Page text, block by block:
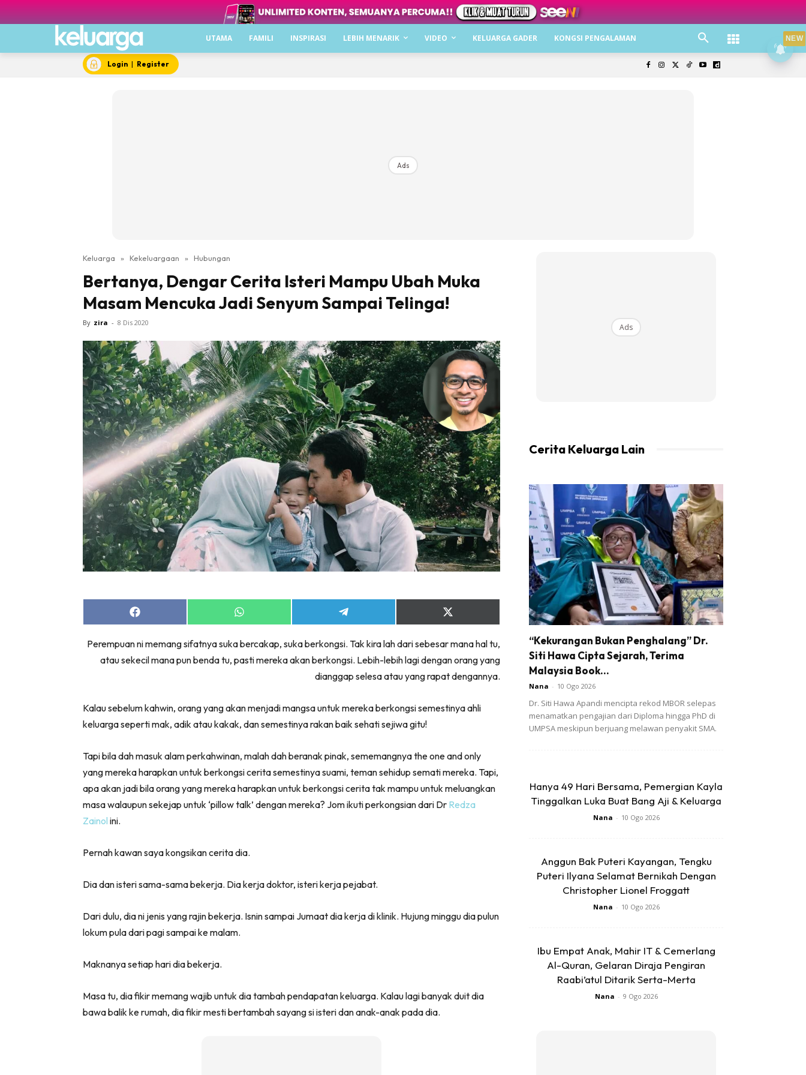
UTAMA FAMILI INSPIRASI LEBIH MENARIK VIDEO KELUARGA GADER KONGSI PENGALAMAN
Login | Register
Ads
Keluarga » Kekeluargaan » Hubungan
Bertanya, Dengar Cerita Isteri Mampu Ubah Muka
Masam Mencuka Jadi Senyum Sampai Telinga!
By zira - 8 Dis 2020
Share
on
Share
on
Share
on
Share
on
(Twitter)
Perempuan ni memang sifatnya suka bercakap, suka berkongsi. Tak kira lah dari sebesar mana hal tu,
atau sekecil mana pun benda tu, pasti mereka akan berkongsi. Lebih-lebih lagi dengan orang yang
dianggap selesa atau yang rapat dengannya.
Kalau sebelum kahwin, orang yang akan menjadi mangsa untuk mereka berkongsi semestinya ahli
keluarga seperti mak, adik atau kakak, dan semestinya rakan baik sehati sejiwa gitu!
Tapi bila dah masuk alam perkahwinan, malah dah beranak pinak, sememangnya the one and only
yang mereka harapkan untuk berkongsi cerita semestinya suami, teman sehidup semati mereka. Tapi,
apa akan jadi bila orang yang mereka harapkan untuk berkongsi cerita tak mampu untuk meluangkan
masa walaupun sekejap untuk ‘pillow talk’ dengan mereka? Jom ikuti perkongsian dari Dr Redza
Zainol ini.
Pernah kawan saya kongsikan cerita dia.
Dia dan isteri sama-sama bekerja. Dia kerja doktor, isteri kerja pejabat.
Dari dulu, dia ni jenis yang rajin bekerja. Isnin sampai Jumaat dia kerja di klinik. Hujung minggu dia pulun
lokum pula dari pagi sampai ke malam.
Maknanya setiap hari dia bekerja.
Masa tu, dia fikir memang wajib untuk dia tambah pendapatan keluarga. Kalau lagi banyak duit dia
bawa balik ke rumah, dia fikir mesti bertambah sayang si isteri dan anak-anak pada dia.
Ads
Cerita Keluarga Lain
“Kekurangan Bukan Penghalang” Dr.
Siti Hawa Cipta Sejarah, Terima
Malaysia Book...
Nana - 10 Ogo 2026
Dr. Siti Hawa Apandi mencipta rekod MBOR selepas
menamatkan pengajian dari Diploma hingga PhD di
UMPSA meskipun berjuang melawan penyakit SMA.
Hanya 49 Hari Bersama, Pemergian Kayla
Tinggalkan Luka Buat Bang Aji & Keluarga
Nana - 10 Ogo 2026
Anggun Bak Puteri Kayangan, Tengku
Puteri Ilyana Selamat Bernikah Dengan
Christopher Lionel Froggatt
Nana - 10 Ogo 2026
Ibu Empat Anak, Mahir IT & Cemerlang
Al-Quran, Gelaran Diraja Pengiran
Raabi’atul Ditarik Serta-Merta
Nana - 9 Ogo 2026
NEW